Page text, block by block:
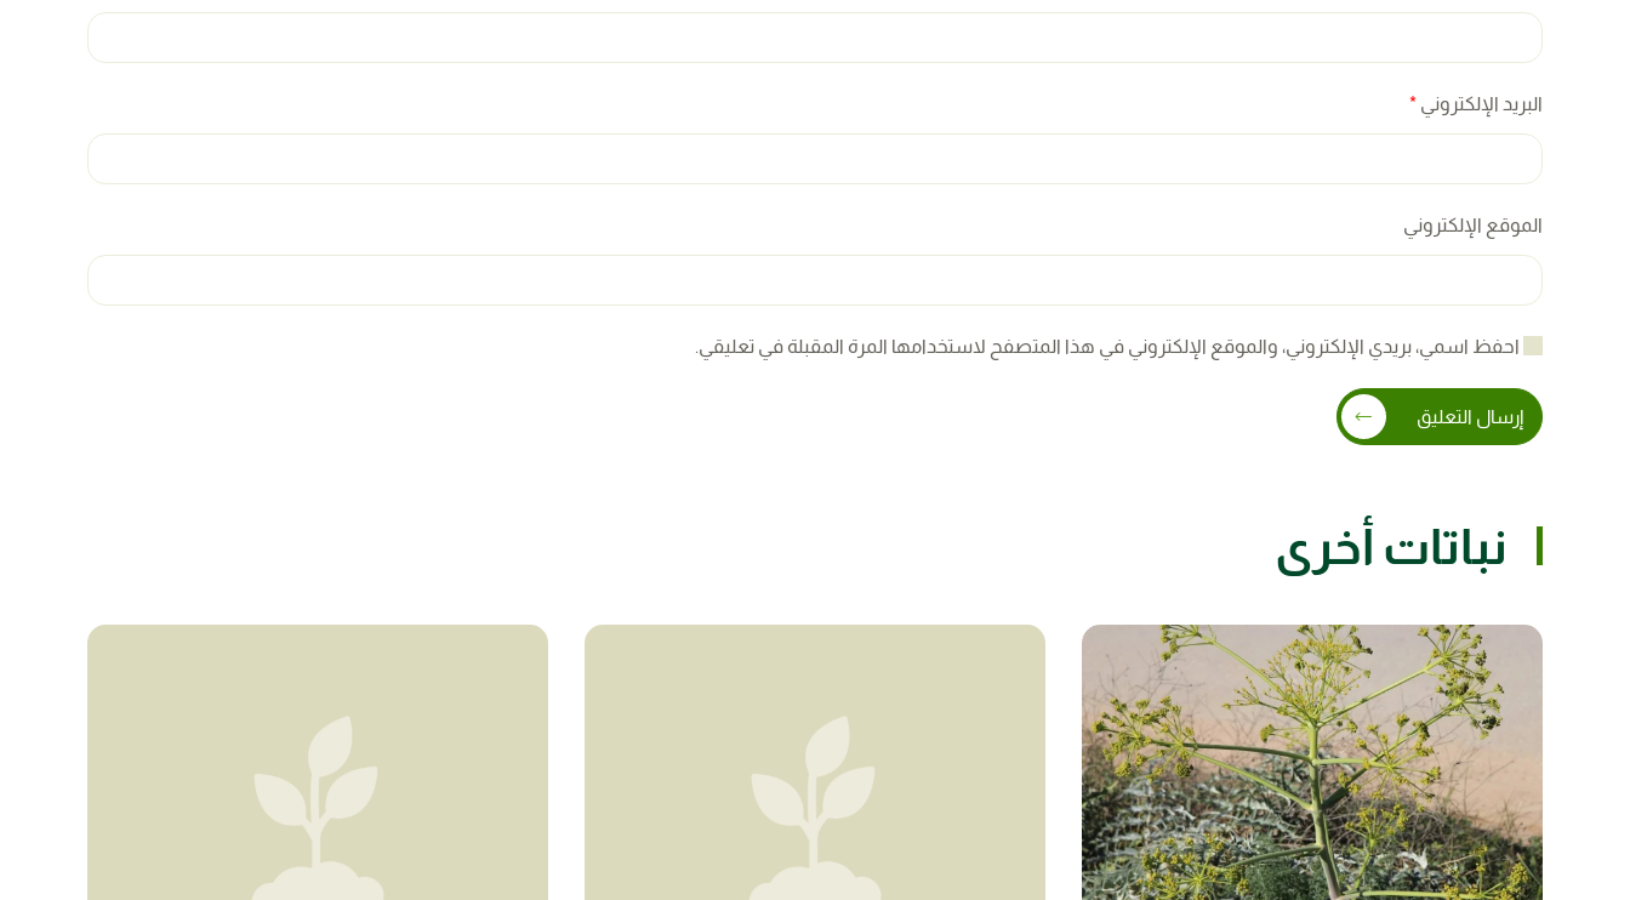
البريد الإلكتروني *
الموقع الإلكتروني
احفظ اسمي، بريدي الإلكتروني، والموقع الإلكتروني في هذا المتصفح لاستخدامها المرة المقبلة في تعليقي.
إرسال التعليق
نباتات أخرى